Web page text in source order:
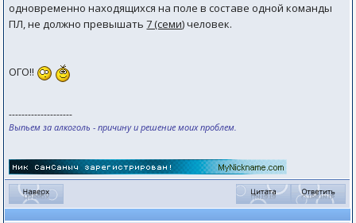
одновременно находящихся на поле в составе одной команды
ПЛ, не должно превышать7 (семи)человек.
ОГО!!
--------------------
Выпьем за алкоголь - причину и решение моих проблем.